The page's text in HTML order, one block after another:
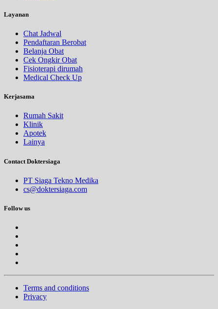
Layanan
Chat Jadwal
Pendaftaran Berobat
Belanja Obat
Cek Ongkir Obat
Fisioterapi dirumah
Medical Check Up
Kerjasama
Rumah Sakit
Klinik
Apotek
Lainya
Contact Doktersiaga
PT Siaga Tekno Medika
cs@doktersiaga.com
Follow us
Terms and conditions
Privacy